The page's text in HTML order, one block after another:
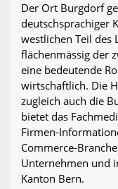
Der Ort Burgdorf
deutschsprachiger
westlichen Teil des
flächenmässig der
eine bedeutende
wirtschaftlich. Die
zugleich auch die
bietet das
Firmen-
Commerce-
Unternehmen und
Kanton Bern.